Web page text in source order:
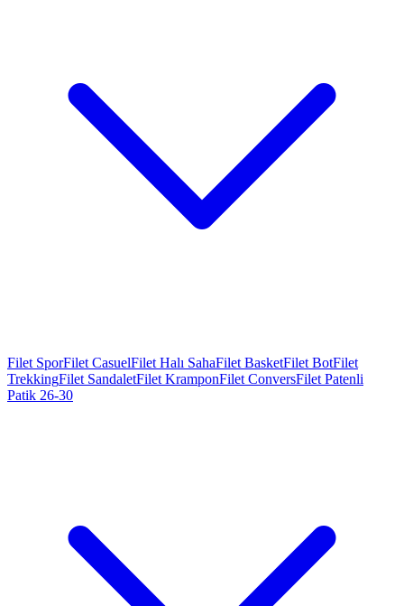
Filet SporFilet CasuelFilet Halı SahaFilet BasketFilet BotFilet
TrekkingFilet SandaletFilet KramponFilet ConversFilet Patenli
Patik 26-30